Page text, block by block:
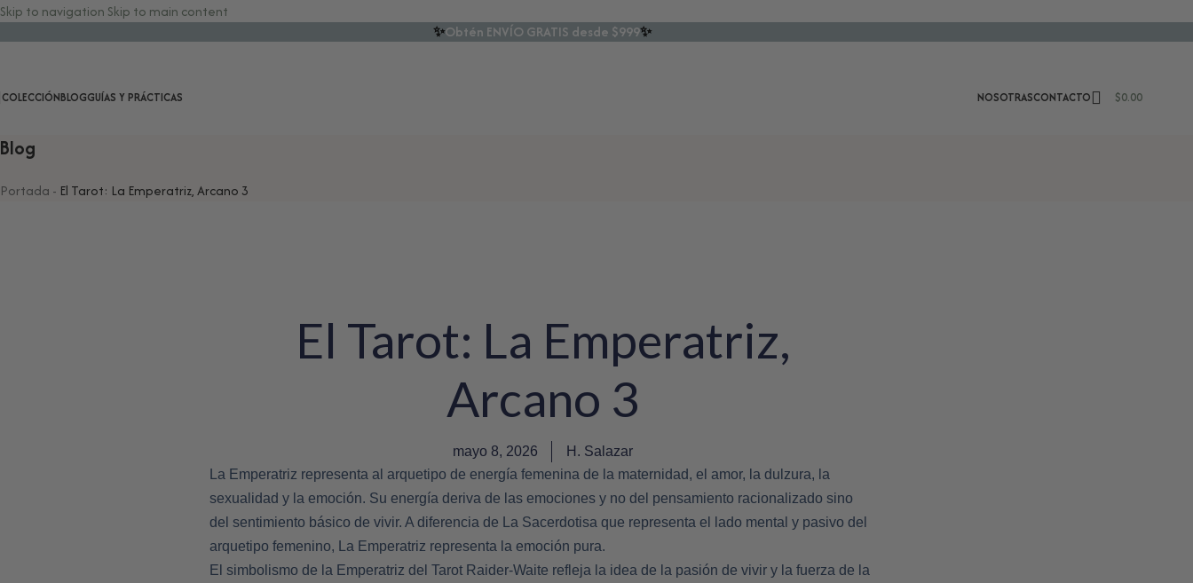
Skip to navigation Skip to main content
✨Obtén ENVÍO GRATIS desde $999✨
COLECCIÓNBLOGGUÍAS Y PRÁCTICAS NOSOTRASCONTACTO $0.00
Blog
Portada - El Tarot: La Emperatriz, Arcano 3
El Tarot: La Emperatriz,
Arcano 3
mayo 8, 2026
H. Salazar
La Emperatriz representa al arquetipo de energía femenina de la maternidad, el amor, la dulzura, la
sexualidad y la emoción. Su energía deriva de las emociones y no del pensamiento racionalizado sino
del sentimiento básico de vivir. A diferencia de La Sacerdotisa que representa el lado mental y pasivo del
arquetipo femenino, La Emperatriz representa la emoción pura.
El simbolismo de la Emperatriz del Tarot Raider-Waite refleja la idea de la pasión de vivir y la fuerza de la